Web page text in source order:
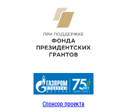
Спонсор проекта